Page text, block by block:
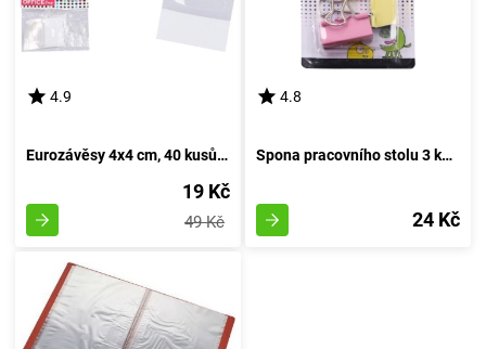
4.9
Eurozávěsy 4x4 cm, 40 kusů - Čtyřičkové závěsy Euro, balení 40 kousků
19 Kč
49 Kč
4.8
Spona pracovního stolu 3 kusy, 41 milimetrů
24 Kč